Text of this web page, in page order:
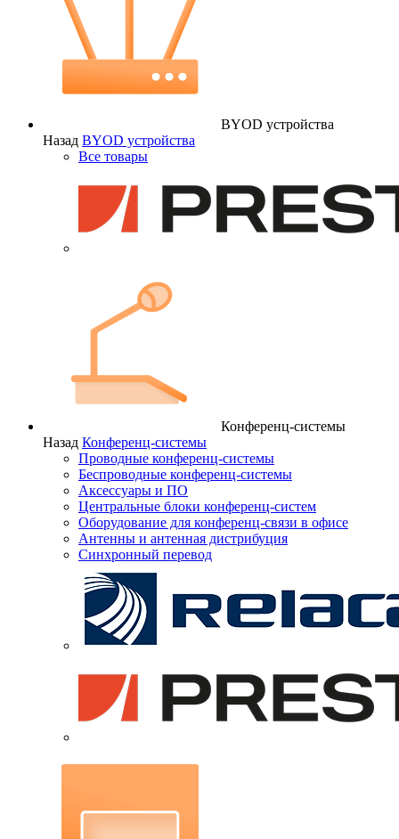
BYOD устройства
Назад BYOD устройства
Все товары
Конференц-системы
Назад Конференц-системы
Проводные конференц-системы
Беспроводные конференц-системы
Аксессуары и ПО
Центральные блоки конференц-систем
Оборудование для конференц-связи в офисе
Антенны и антенная дистрибуция
Синхронный перевод